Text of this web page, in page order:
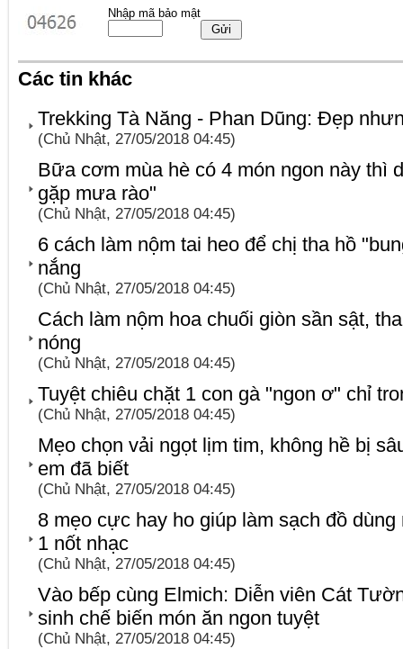
Nhập mã bảo mật
Các tin khác
Trekking Tà Năng - Phan Dũng: Đẹp
(Chủ Nhật, 27/05/2018 04:45)
Bữa cơm mùa hè có 4 món ngon này thì
gặp mưa rào"
(Chủ Nhật, 27/05/2018 04:45)
6 cách làm nộm tai heo để chị tha hồ
nắng
(Chủ Nhật, 27/05/2018 04:45)
Cách làm nộm hoa chuối giòn sần sật,
nóng
(Chủ Nhật, 27/05/2018 04:45)
Tuyệt chiêu chặt 1 con gà "ngon ơ" chỉ
(Chủ Nhật, 27/05/2018 04:45)
Mẹo chọn vải ngọt lịm tim, không hề bị
em đã biết
(Chủ Nhật, 27/05/2018 04:45)
8 mẹo cực hay ho giúp làm sạch đồ dùng
1 nốt nhạc
(Chủ Nhật, 27/05/2018 04:45)
Vào bếp cùng Elmich: Diễn viên Cát
sinh chế biến món ăn ngon tuyệt
(Chủ Nhật, 27/05/2018 04:45)